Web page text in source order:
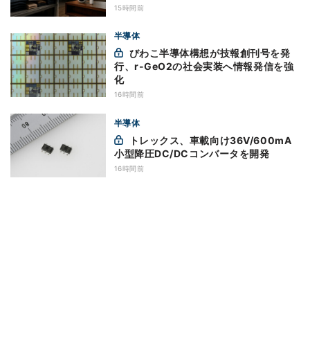
15時間前
半導体
行、r-GeO2の社会実装へ情報発信を強
化
16時間前
半導体
小型降圧DC/DCコンバータを開発
16時間前